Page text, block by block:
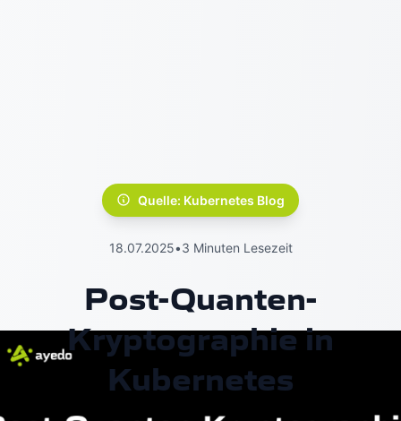
Quelle: Kubernetes Blog
18.07.2025•3 Minuten Lesezeit
Post-Quanten-
Kryptographie in
Kubernetes